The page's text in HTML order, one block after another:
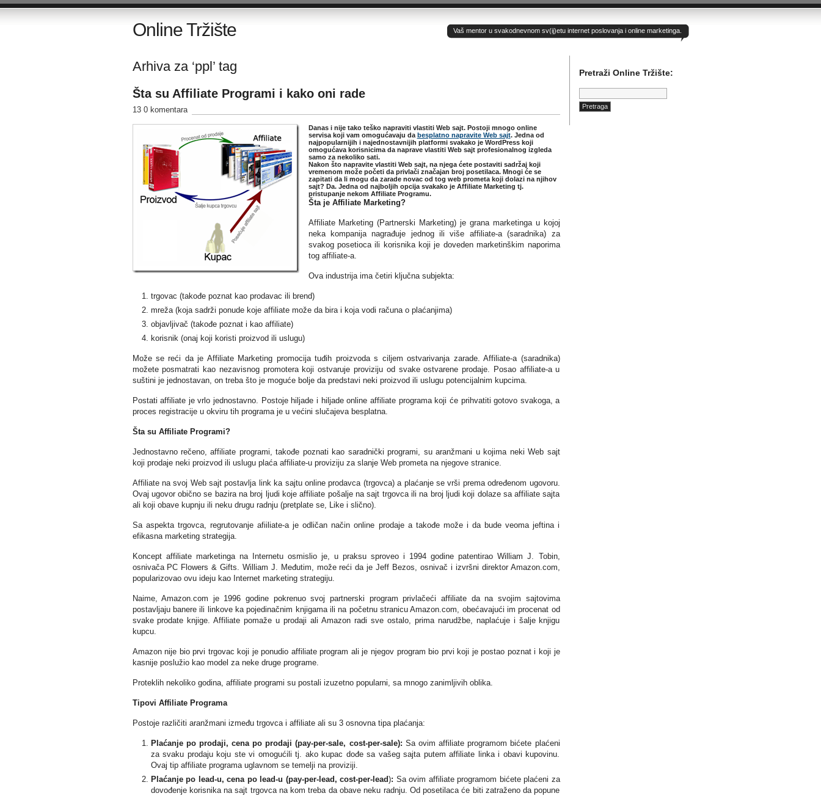
Online Tržište Vaš mentor u svakodnevnom sv(ij)etu internet poslovanja i online marketinga.
Arhiva za ‘ppl’ tag
Šta su Affiliate Programi i kako oni rade
13 0 komentara
Danas i nije tako teško napraviti vlastiti Web sajt. Postoji mnogo online
servisa koji vam omogućavaju da besplatno napravite Web sajt. Jedna od
najpopularnijih i najednostavnijih platformi svakako je WordPress koji
omogućava korisnicima da naprave vlastiti Web sajt profesionalnog izgleda
samo za nekoliko sati.
Nakon što napravite vlastiti Web sajt, na njega ćete postaviti sadržaj koji
vremenom može početi da privlači značajan broj posetilaca. Mnogi će se
zapitati da li mogu da zarade novac od tog web prometa koji dolazi na njihov
sajt? Da. Jedna od najboljih opcija svakako je Affiliate Marketing tj.
pristupanje nekom Affiliate Programu.
Šta je Affiliate Marketing?
Affiliate Marketing (Partnerski Marketing) je grana marketinga u kojoj
neka kompanija nagrađuje jednog ili više affiliate-a (saradnika) za
svakog posetioca ili korisnika koji je doveden marketinškim naporima
tog affiliate-a.
Ova industrija ima četiri ključna subjekta:
trgovac (takođe poznat kao prodavac ili brend)
mreža (koja sadrži ponude koje affiliate može da bira i koja vodi računa o plaćanjima)
objavljivač (takođe poznat i kao affiliate)
korisnik (onaj koji koristi proizvod ili uslugu)
Može se reći da je Affiliate Marketing promocija tuđih proizvoda s ciljem ostvarivanja zarade. Affiliate-a (saradnika)
možete posmatrati kao nezavisnog promotera koji ostvaruje proviziju od svake ostvarene prodaje. Posao affiliate-a u
suštini je jednostavan, on treba što je moguće bolje da predstavi neki proizvod ili uslugu potencijalnim kupcima.
Postati affiliate je vrlo jednostavno. Postoje hiljade i hiljade online affiliate programa koji će prihvatiti gotovo svakoga, a
proces registracije u okviru tih programa je u većini slučajeva besplatna.
Šta su Affiliate Programi?
Jednostavno rečeno, affiliate programi, takođe poznati kao saradnički programi, su aranžmani u kojima neki Web sajt
koji prodaje neki proizvod ili uslugu plaća affiliate-u proviziju za slanje Web prometa na njegove stranice.
Affiliate na svoj Web sajt postavlja link ka sajtu online prodavca (trgovca) a plaćanje se vrši prema određenom ugovoru.
Ovaj ugovor obično se bazira na broj ljudi koje affiliate pošalje na sajt trgovca ili na broj ljudi koji dolaze sa affiliate sajta
ali koji obave kupnju ili neku drugu radnju (pretplate se, Like i slično).
Sa aspekta trgovca, regrutovanje afiiliate-a je odličan način online prodaje a takođe može i da bude veoma jeftina i
efikasna marketing strategija.
Koncept affiliate marketinga na Internetu osmislio je, u praksu sproveo i 1994 godine patentirao William J. Tobin,
osnivača PC Flowers & Gifts. William J. Međutim, može reći da je Jeff Bezos, osnivač i izvršni direktor Amazon.com,
popularizovao ovu ideju kao Internet marketing strategiju.
Naime, Amazon.com je 1996 godine pokrenuo svoj partnerski program privlačeći affiliate da na svojim sajtovima
postavljaju banere ili linkove ka pojedinačnim knjigama ili na početnu stranicu Amazon.com, obećavajući im procenat od
svake prodate knjige. Affiliate pomaže u prodaji ali Amazon radi sve ostalo, prima narudžbe, naplaćuje i šalje knjigu
kupcu.
Amazon nije bio prvi trgovac koji je ponudio affiliate program ali je njegov program bio prvi koji je postao poznat i koji je
kasnije poslužio kao model za neke druge programe.
Proteklih nekoliko godina, affiliate programi su postali izuzetno popularni, sa mnogo zanimljivih oblika.
Tipovi Affiliate Programa
Postoje različiti aranžmani između trgovca i affiliate ali su 3 osnovna tipa plaćanja:
Plaćanje po prodaji, cena po prodaji (pay-per-sale, cost-per-sale): Sa ovim affiliate programom bićete plaćeni
za svaku prodaju koju ste vi omogućili tj. ako kupac dođe sa vašeg sajta putem affiliate linka i obavi kupovinu.
Ovaj tip affiliate programa uglavnom se temelji na proviziji.
Plaćanje po lead-u, cena po lead-u (pay-per-lead, cost-per-lead): Sa ovim affiliate programom bićete plaćeni za
dovođenje korisnika na sajt trgovca na kom treba da obave neku radnju. Od posetilaca će biti zatraženo da popune
Pretraži Online Tržište:
Pretraga: